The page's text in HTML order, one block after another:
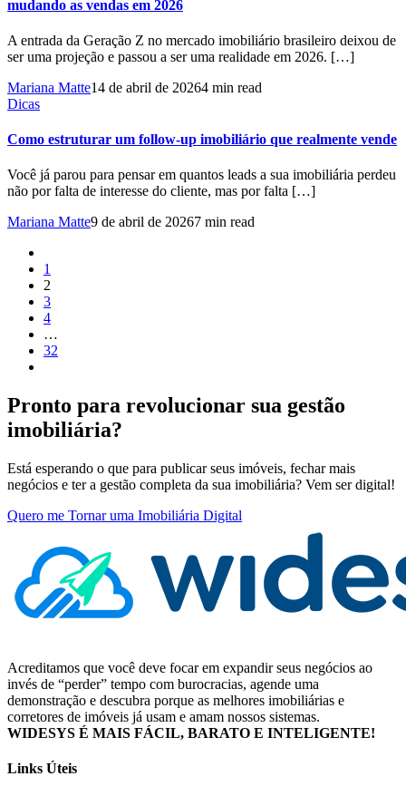
mudando as vendas em 2026
A entrada da Geração Z no mercado imobiliário brasileiro deixou de
ser uma projeção e passou a ser uma realidade em 2026. […]
Mariana Matte14 de abril de 20264 min read
Dicas
Como estruturar um follow-up imobiliário que realmente vende
Você já parou para pensar em quantos leads a sua imobiliária perdeu
não por falta de interesse do cliente, mas por falta […]
Mariana Matte9 de abril de 20267 min read
1
2
3
4
…
32
Pronto para revolucionar sua gestão
imobiliária?
Está esperando o que para publicar seus imóveis, fechar mais
negócios e ter a gestão completa da sua imobiliária? Vem ser digital!
Quero me Tornar uma Imobiliária Digital
Acreditamos que você deve focar em expandir seus negócios ao
invés de “perder” tempo com burocracias, agende uma
demonstração e descubra porque as melhores imobiliárias e
corretores de imóveis já usam e amam nossos sistemas.
WIDESYS É MAIS FÁCIL, BARATO E INTELIGENTE!
Links Úteis